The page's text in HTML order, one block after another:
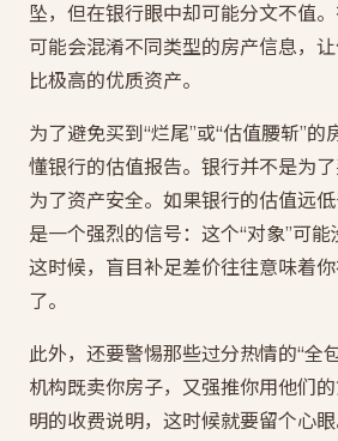
坠，但在银行眼中却可能分文不值
可能会混淆不同类型的房产信息，
比极高的优质资产。
为了避免买到“烂尾”或“估值腰斩”
懂银行的估值报告。银行并不是为
为了资产安全。如果银行的估值远
是一个强烈的信号：这个“对象”可能
这时候，盲目补足差价往往意味着
了。
此外，还要警惕那些过分热情的“全
机构既卖你房子，又强推你用他们
明的收费说明，这时候就要留个心